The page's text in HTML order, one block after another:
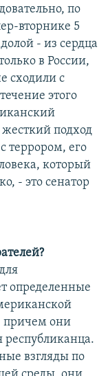
по
вторнике 5
- из сердца
в России,
сходили с
этого
подход
террором, его
который
- это сенатор
определенные
причем они
республиканца.
взгляды по